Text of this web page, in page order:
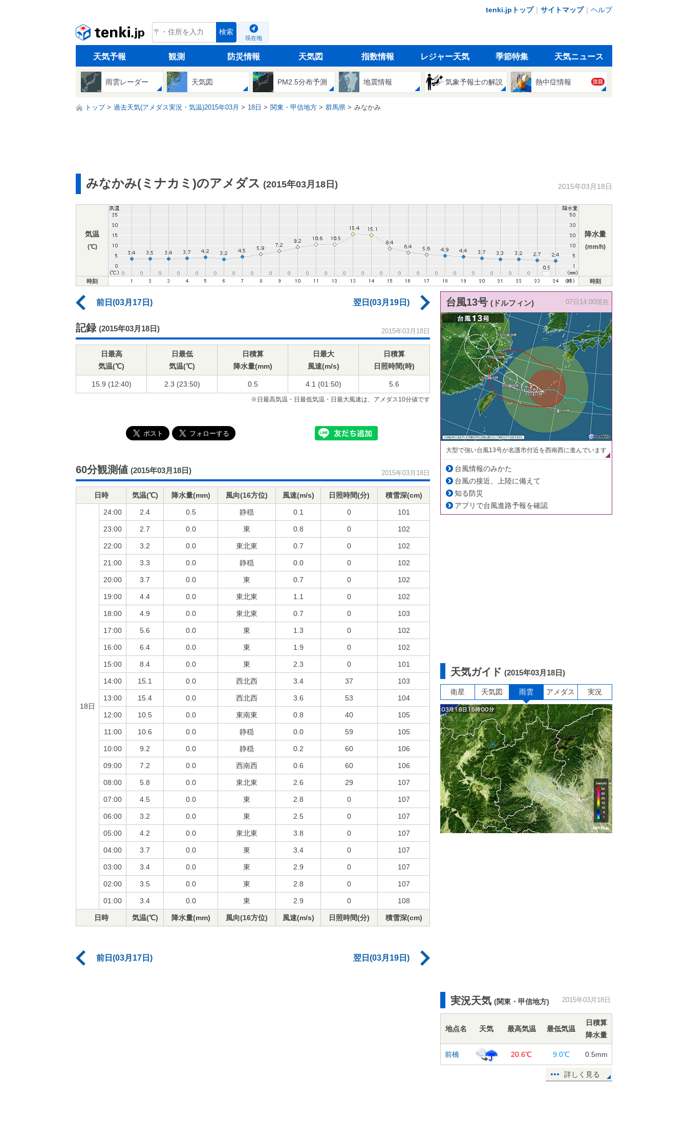
tenki.jpトップ｜ サイトマップ｜ ヘルプ
tenki.jp 検索
現在地
天気予報 観測 防災情報 天気図 指数情報 レジャー天気 季節特集 天気ニュース
雨雲レーダー 天気図 PM2.5分布予測 地震情報 気象予報士の解説 熱中症情報 注目
トップ 過去天気(アメダス実況・気温)2015年03月 18日 関東・甲信地方 群馬県 みなかみ
みなかみ(ミナカミ)のアメダス (2015年03月18日) 2015年03月18日
気温
(℃)
降水量
(mm/h)
時刻 時刻
前日(03月17日) 翌日(03月19日)
記録 (2015年03月18日) 2015年03月18日
日最高
気温(℃)
日最低
気温(℃)
日積算
降水量(mm)
日最大
風速(m/s)
日積算
日照時間(時)
15.9 (12:40) 2.3 (23:50) 0.5 4.1 (01:50) 5.6
※日最高気温・日最低気温・日最大風速は、アメダス10分値です
60分観測値 (2015年03月18日) 2015年03月18日
日時 気温(℃) 降水量(mm) 風向(16方位) 風速(m/s) 日照時間(分) 積雪深(cm)
18日
24:00 2.4 0.5 静穏 0.1 0 101
23:00 2.7 0.0 東 0.8 0 102
22:00 3.2 0.0 東北東 0.7 0 102
21:00 3.3 0.0 静穏 0.0 0 102
20:00 3.7 0.0 東 0.7 0 102
19:00 4.4 0.0 東北東 1.1 0 102
18:00 4.9 0.0 東北東 0.7 0 103
17:00 5.6 0.0 東 1.3 0 102
16:00 6.4 0.0 東 1.9 0 102
15:00 8.4 0.0 東 2.3 0 101
14:00 15.1 0.0 西北西 3.4 37 103
13:00 15.4 0.0 西北西 3.6 53 104
12:00 10.5 0.0 東南東 0.8 40 105
11:00 10.6 0.0 静穏 0.0 59 105
10:00 9.2 0.0 静穏 0.2 60 106
09:00 7.2 0.0 西南西 0.6 60 106
08:00 5.8 0.0 東北東 2.6 29 107
07:00 4.5 0.0 東 2.8 0 107
06:00 3.2 0.0 東 2.5 0 107
05:00 4.2 0.0 東北東 3.8 0 107
04:00 3.7 0.0 東 3.4 0 107
03:00 3.4 0.0 東 2.9 0 107
02:00 3.5 0.0 東 2.8 0 107
01:00 3.4 0.0 東 2.9 0 108
日時 気温(℃) 降水量(mm) 風向(16方位) 風速(m/s) 日照時間(分) 積雪深(cm)
前日(03月17日) 翌日(03月19日)
台風13号 (ドルフィン) 07日14:00現在
大型で強い台風13号が名護市付近を西南西に進んでいます
台風情報のみかた
台風の接近、上陸に備えて
知る防災
アプリで台風進路予報を確認
天気ガイド (2015年03月18日)
衛星 天気図 雨雲 アメダス 実況
実況天気 (関東・甲信地方) 2015年03月18日
地点名 天気 最高気温 最低気温
日積算
降水量
前橋 20.6℃ 9.0℃ 0.5mm
詳しく見る